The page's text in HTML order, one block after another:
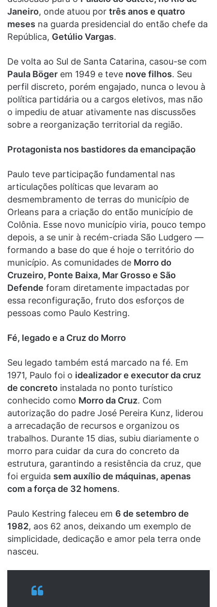
Janeiro, onde atuou por três anos e quatro
meses na guarda presidencial do então chefe da
República, Getúlio Vargas.
De volta ao Sul de Santa Catarina, casou-se com
Paula Böger em 1949 e teve nove filhos. Seu
perfil discreto, porém engajado, nunca o levou à
política partidária ou a cargos eletivos, mas não
o impediu de atuar ativamente nas discussões
sobre a reorganização territorial da região.
Protagonista nos bastidores da emancipação
Paulo teve participação fundamental nas
articulações políticas que levaram ao
desmembramento de terras do município de
Orleans para a criação do então município de
Colônia. Esse novo município viria, pouco tempo
depois, a se unir à recém-criada São Ludgero —
formando a base do que é hoje o território do
município. As comunidades de Morro do
Cruzeiro, Ponte Baixa, Mar Grosso e São
Defende foram diretamente impactadas por
essa reconfiguração, fruto dos esforços de
pessoas como Paulo Kestring.
Fé, legado e a Cruz do Morro
Seu legado também está marcado na fé. Em
1971, Paulo foi o idealizador e executor da cruz
de concreto instalada no ponto turístico
conhecido como Morro da Cruz. Com
autorização do padre José Pereira Kunz, liderou
a arrecadação de recursos e organizou os
trabalhos. Durante 15 dias, subiu diariamente o
morro para cuidar da cura do concreto da
estrutura, garantindo a resistência da cruz, que
foi erguida sem auxílio de máquinas, apenas
com a força de 32 homens.
Paulo Kestring faleceu em 6 de setembro de
1982, aos 62 anos, deixando um exemplo de
simplicidade, dedicação e amor pela terra onde
nasceu.